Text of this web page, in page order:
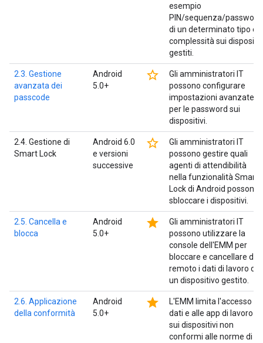
esempio
PIN/sequenza/
di un determinato tipo e
complessità sui
gestiti.
2.3. Gestione
avanzata dei
passcode
Android
5.0+
star_border
Gli amministratori IT
possono configurare
impostazioni avanzate
per le password sui
dispositivi.
2.4. Gestione di
Smart Lock
Android 6.0
e versioni
successive
star_border
Gli amministratori IT
possono gestire quali
agenti di attendibilità
nella funzionalità Smart
Lock di Android possono
sbloccare i dispositivi.
2.5. Cancella e
blocca
Android
5.0+
star
Gli amministratori IT
possono utilizzare la
console dell'EMM per
bloccare e cancellare da
remoto i dati di lavoro da
un dispositivo gestito.
2.6. Applicazione
della conformità
Android
5.0+
star
L'EMM limita l'accesso ai
dati e alle app di lavoro
sui dispositivi non
conformi alle norme di